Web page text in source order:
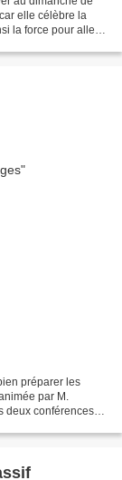
elle célèbre la
la force pour aller
préparer les
par M.
deux conférences